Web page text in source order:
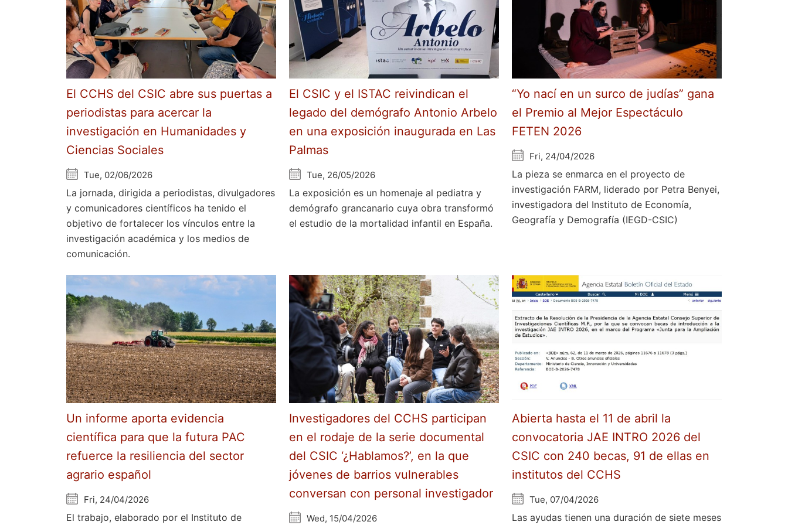
El CCHS del CSIC abre sus puertas a
periodistas para acercar la
investigación en Humanidades y
Ciencias Sociales
Tue, 02/06/2026
La jornada, dirigida a periodistas, divulgadores
y comunicadores científicos ha tenido el
objetivo de fortalecer los vínculos entre la
investigación académica y los medios de
comunicación.
El CSIC y el ISTAC reivindican el
legado del demógrafo Antonio Arbelo
en una exposición inaugurada en Las
Palmas
Tue, 26/05/2026
La exposición es un homenaje al pediatra y
demógrafo grancanario cuya obra transformó
el estudio de la mortalidad infantil en España.
“Yo nací en un surco de judías” gana
el Premio al Mejor Espectáculo
FETEN 2026
Fri, 24/04/2026
La pieza se enmarca en el proyecto de
investigación FARM, liderado por Petra Benyei,
investigadora del Instituto de Economía,
Geografía y Demografía (IEGD-CSIC)
Un informe aporta evidencia
científica para que la futura PAC
refuerce la resiliencia del sector
agrario español
Fri, 24/04/2026
El trabajo, elaborado por el Instituto de
Investigadores del CCHS participan
en el rodaje de la serie documental
del CSIC ‘¿Hablamos?’, en la que
jóvenes de barrios vulnerables
conversan con personal investigador
Wed, 15/04/2026
Abierta hasta el 11 de abril la
convocatoria JAE INTRO 2026 del
CSIC con 240 becas, 91 de ellas en
institutos del CCHS
Tue, 07/04/2026
Las ayudas tienen una duración de siete meses